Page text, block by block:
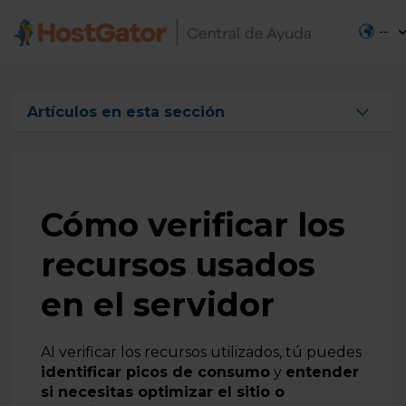
--
Artículos en esta sección
sitio en HostGator
Primeros pasos para iniciar su proyecto online
¿Cuál es la diferencia entre dominio y hosting?
Cómo verificar si hay archivos en mi sitio web
¿Cuál es el plazo para activar el producto?
2 pasos para tener presencia digital
Cómo verificar los
recursos usados
en el servidor
Al verificar los recursos utilizados, tú puedes
identificar picos de consumo y entender
si necesitas optimizar el sitio o